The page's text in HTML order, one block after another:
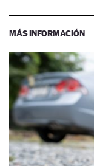
MÁS INFORMACIÓN